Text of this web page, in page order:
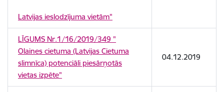
Latvijas ieslodzījuma vietām"
LĪGUMS Nr.1/16/2019/349 "
Olaines cietuma (Latvijas Cietuma
slimnīca) potenciāli piesārņotās
vietas izpēte"
04.12.2019